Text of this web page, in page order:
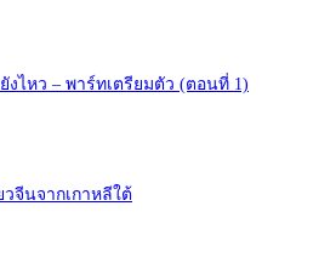
งไหว – พาร์ทเตรียมตัว (ตอนที่ 1)
จีนจากเกาหลีใต้